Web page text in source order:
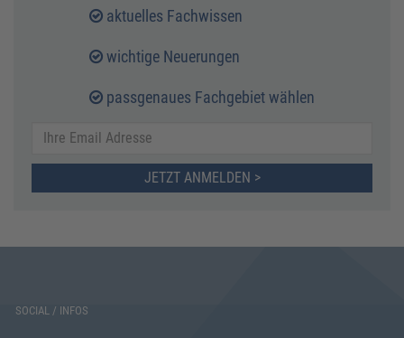
aktuelles Fachwissen
wichtige Neuerungen
passgenaues Fachgebiet wählen
JETZT ANMELDEN >
SOCIAL / INFOS